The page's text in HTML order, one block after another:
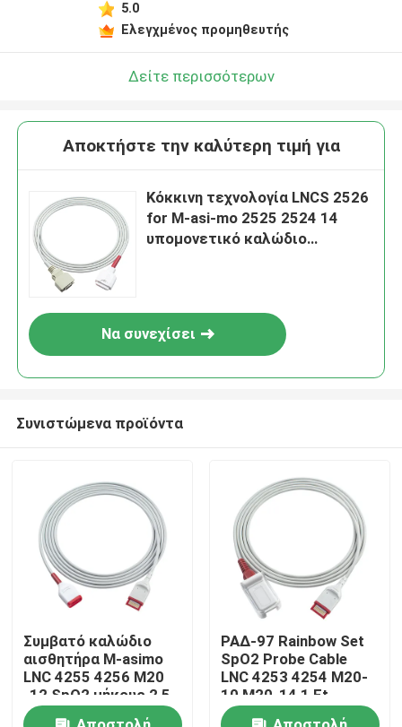
Σπίτι
Προϊόντα
Περίπου εμείς
5.0
Ελεγχμένος προμηθευτής
Δείτε περισσότερων
Αποκτήστε την καλύτερη τιμή για
Κόκκινη τεχνολογία LNCS 2526
for M-asi-mo 2525 2524 14
υπομονετικό καλώδιο
Να συνεχίσει
Συνιστώμενα προϊόντα
Συμβατό καλώδιο
αισθητήρα M-asimo
LNC 4255 4256 M20
-12 SpO2 μήκους 2,5
M
ΡΑΔ-97 Rainbow Set
SpO2 Probe Cable
LNC 4253 4254 M20-
10 M20-14 1 Ft